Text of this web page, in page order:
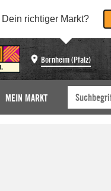
Dein richtiger Markt?
Bornheim (Pfalz)
MEIN MARKT